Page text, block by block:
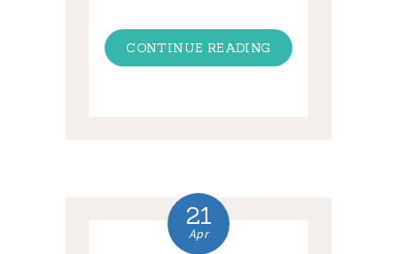
CONTINUE READING
21
Apr